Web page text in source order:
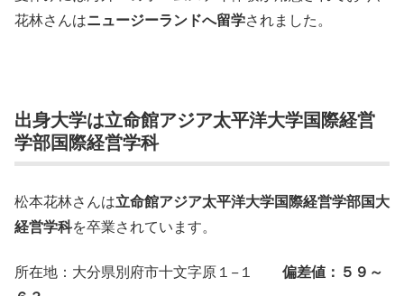
花林さんはニュージーランドへ留学されました。
出身大学は立命館アジア太平洋大学国際経営
学部国際経営学科
松本花林さんは立命館アジア太平洋大学国際経営学部国大
経営学科を卒業されています。
所在地：大分県別府市十文字原１−１ 偏差値：５９～